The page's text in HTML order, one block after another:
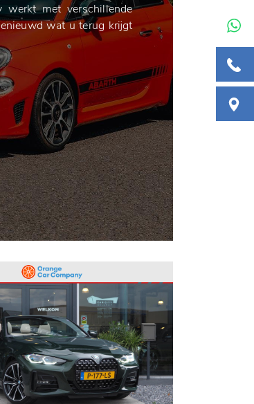
met verschillende
wat u terug krijgt